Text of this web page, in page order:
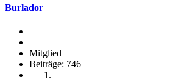
Burlador
Mitglied
Beiträge: 746